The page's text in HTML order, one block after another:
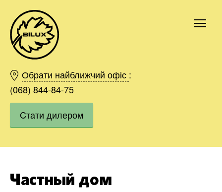
Обрати найближчий офіс :
(068) 844-84-75
Cтати дилером
Частный дом
Київ
Харків
Одесса
Дніпро
Івано-Франківськ
Вінниця
Область
Замовити